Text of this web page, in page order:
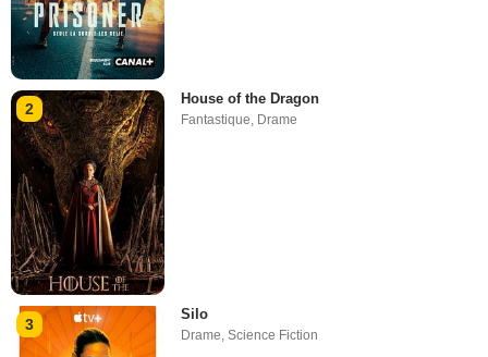
2
House of the Dragon
Fantastique Drame
3
Silo
Drame,Science Fiction